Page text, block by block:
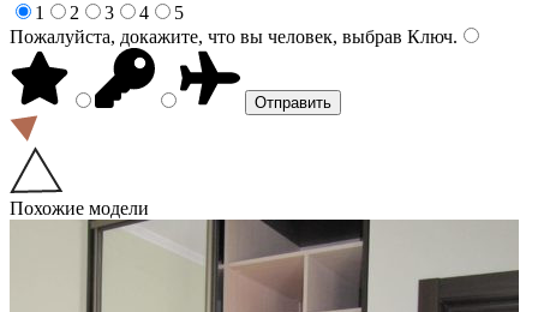
1
2 3 4
5
Пожалуйста, докажите, что вы человек, выбрав Ключ.
Похожие модели